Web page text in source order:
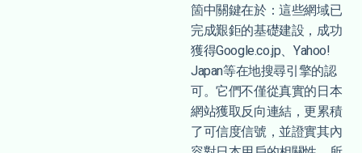
箇中關鍵在於：這些網域已
完成艱鉅的基礎建設，成功
獲得Google.co.jp、Yahoo!
Japan等在地搜尋引擎的認
可。它們不僅從真實的日本
網站獲取反向連結，更累積
了可信度信號，並證實其內